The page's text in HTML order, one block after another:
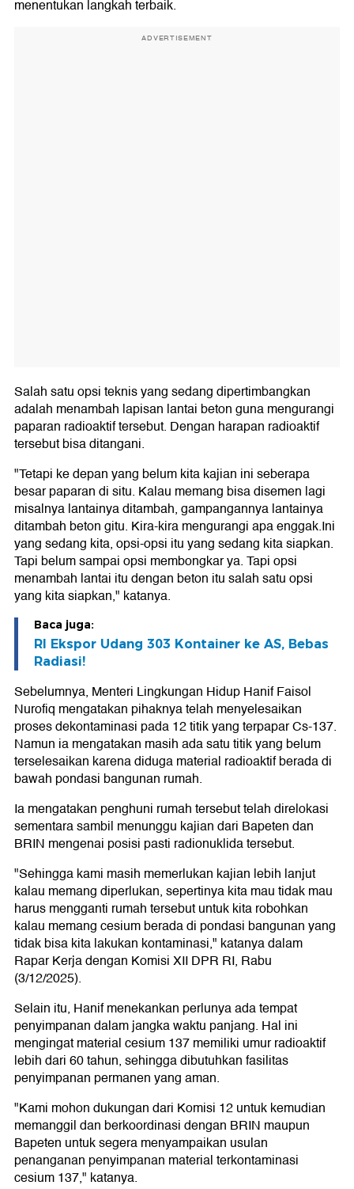
menentukan langkah terbaik.
ADVERTISEMENT
Salah satu opsi teknis yang sedang dipertimbangkan
adalah menambah lapisan lantai beton guna mengurangi
paparan radioaktif tersebut. Dengan harapan radioaktif
tersebut bisa ditangani.
"Tetapi ke depan yang belum kita kajian ini seberapa
besar paparan di situ. Kalau memang bisa disemen lagi
misalnya lantainya ditambah, gampangannya lantainya
ditambah beton gitu. Kira-kira mengurangi apa enggak.Ini
yang sedang kita, opsi-opsi itu yang sedang kita siapkan.
Tapi belum sampai opsi membongkar ya. Tapi opsi
menambah lantai itu dengan beton itu salah satu opsi
yang kita siapkan," katanya.
Baca juga:
RI Ekspor Udang 303 Kontainer ke AS, Bebas
Radiasi!
Sebelumnya, Menteri Lingkungan Hidup Hanif Faisol
Nurofiq mengatakan pihaknya telah menyelesaikan
proses dekontaminasi pada 12 titik yang terpapar Cs-137.
Namun ia mengatakan masih ada satu titik yang belum
terselesaikan karena diduga material radioaktif berada di
bawah pondasi bangunan rumah.
Ia mengatakan penghuni rumah tersebut telah direlokasi
sementara sambil menunggu kajian dari Bapeten dan
BRIN mengenai posisi pasti radionuklida tersebut.
"Sehingga kami masih memerlukan kajian lebih lanjut
kalau memang diperlukan, sepertinya kita mau tidak mau
harus mengganti rumah tersebut untuk kita robohkan
kalau memang cesium berada di pondasi bangunan yang
tidak bisa kita lakukan kontaminasi," katanya dalam
Rapar Kerja dengan Komisi XII DPR RI, Rabu
(3/12/2025).
Selain itu, Hanif menekankan perlunya ada tempat
penyimpanan dalam jangka waktu panjang. Hal ini
mengingat material cesium 137 memiliki umur radioaktif
lebih dari 60 tahun, sehingga dibutuhkan fasilitas
penyimpanan permanen yang aman.
"Kami mohon dukungan dari Komisi 12 untuk kemudian
memanggil dan berkoordinasi dengan BRIN maupun
Bapeten untuk segera menyampaikan usulan
penanganan penyimpanan material terkontaminasi
cesium 137," katanya.